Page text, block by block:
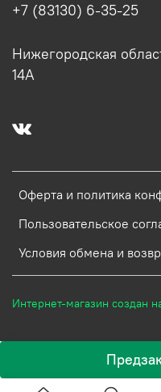
Оферта и политика
Пользовательское
Условия обмена и
+7 (83130) 6-35-25
Нижегородская
14А
Интернет-магазин создан